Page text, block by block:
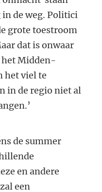
de weg. Politici
grote toestroom
dat is onwaar
Midden-
het viel te
in de regio niet al
de summer
en andere
een